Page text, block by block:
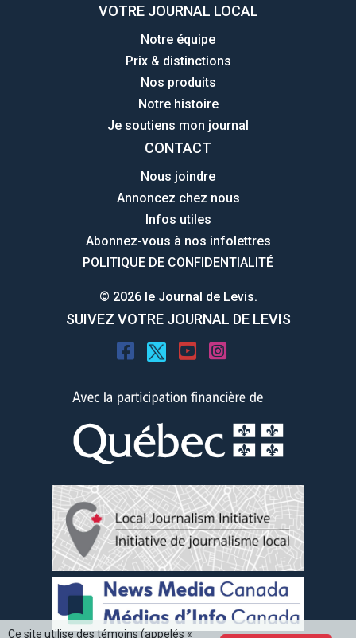
VOTRE JOURNAL LOCAL
Notre équipe
Prix & distinctions
Nos produits
Notre histoire
Je soutiens mon journal
CONTACT
Nous joindre
Annoncez chez nous
Infos utiles
Abonnez-vous à nos infolettres
POLITIQUE DE CONFIDENTIALITÉ
© 2026 le Journal de Levis.
SUIVEZ VOTRE JOURNAL DE LEVIS
Ce site utilise des témoins (appelés «